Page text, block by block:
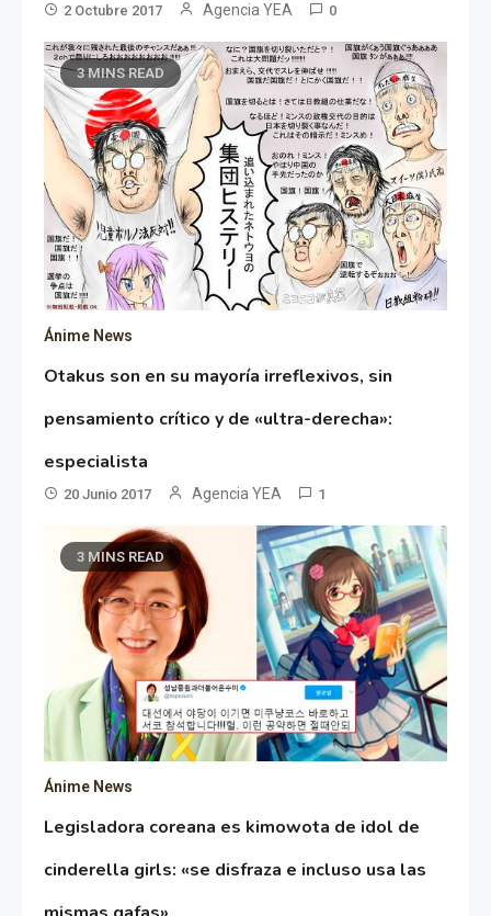
2 Octubre 2017 Agencia YEA 0
3 MINS READ
Ánime News
Otakus son en su mayoría irreflexivos, sin
pensamiento crítico y de «ultra-derecha»:
especialista
20 Junio 2017 Agencia YEA 1
3 MINS READ
Ánime News
Legisladora coreana es kimowota de idol de
cinderella girls: «se disfraza e incluso usa las